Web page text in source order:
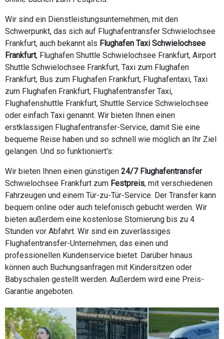
Wir sind ein Dienstleistungsunternehmen, mit den
Schwerpunkt, das sich auf Flughafentransfer Schwielochsee
Frankfurt, auch bekannt als Flughafen Taxi Schwielochsee
Frankfurt, Flughafen Shuttle Schwielochsee Frankfurt, Airport
Shuttle Schwielochsee Frankfurt, Taxi zum Flughafen
Frankfurt, Bus zum Flughafen Frankfurt, Flughafentaxi, Taxi
zum Flughafen Frankfurt, Flughafentransfer Taxi,
Flughafenshuttle Frankfurt, Shuttle Service Schwielochsee
oder einfach Taxi genannt. Wir bieten Ihnen einen
erstklassigen Flughafentransfer-Service, damit Sie eine
bequeme Reise haben und so schnell wie möglich an Ihr Ziel
gelangen. Und so funktioniert's:
Wir bieten Ihnen einen günstigen 24/7 Flughafentransfer
Schwielochsee Frankfurt zum Festpreis, mit verschiedenen
Fahrzeugen und einem Tür-zu-Tür-Service. Der Transfer kann
bequem online oder auch telefonisch gebucht werden. Wir
bieten außerdem eine kostenlose Stornierung bis zu 4
Stunden vor Abfahrt. Wir sind ein zuverlässiges
Flughafentransfer-Unternehmen, das einen und
professionellen Kundenservice bietet. Darüber hinaus
können auch Buchungsanfragen mit Kindersitzen oder
Babyschalen gestellt werden. Außerdem wird eine Preis-
Garantie angeboten.